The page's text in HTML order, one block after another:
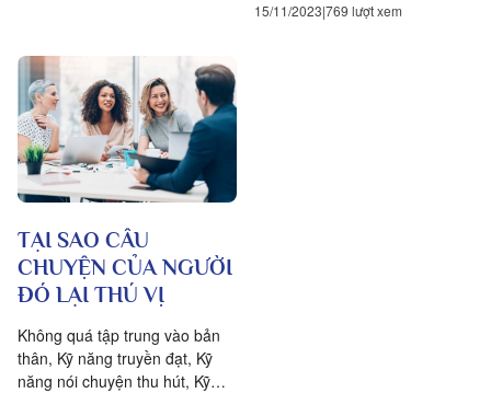
15/11/2023 769 lượt xem
TẠI SAO CÂU
CHUYỆN CỦA NGƯỜI
ĐÓ LẠI THÚ VỊ
Không quá tập trung vào bản
thân, Kỹ năng truyền đạt, Kỹ
năng nói chuyện thu hút, Kỹ